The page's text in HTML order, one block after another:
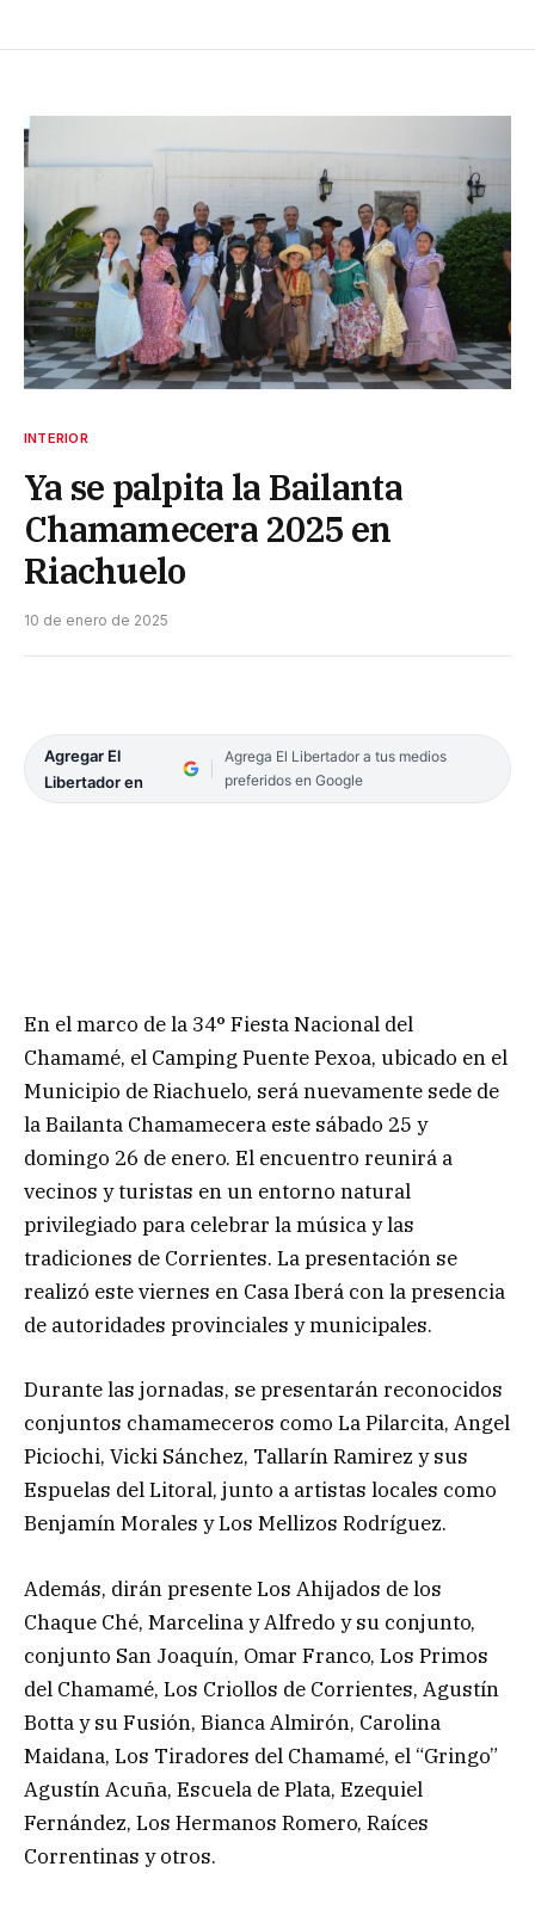
INTERIOR
Ya se palpita la Bailanta
Chamamecera 2025 en
Riachuelo
10 de enero de 2025
Agregar El
Libertador en
Agrega El Libertador a tus medios
preferidos en Google
En el marco de la 34° Fiesta Nacional del
Chamamé, el Camping Puente Pexoa, ubicado en el
Municipio de Riachuelo, será nuevamente sede de
la Bailanta Chamamecera este sábado 25 y
domingo 26 de enero. El encuentro reunirá a
vecinos y turistas en un entorno natural
privilegiado para celebrar la música y las
tradiciones de Corrientes. La presentación se
realizó este viernes en Casa Iberá con la presencia
de autoridades provinciales y municipales.
Durante las jornadas, se presentarán reconocidos
conjuntos chamameceros como La Pilarcita, Angel
Piciochi, Vicki Sánchez, Tallarín Ramirez y sus
Espuelas del Litoral, junto a artistas locales como
Benjamín Morales y Los Mellizos Rodríguez.
Además, dirán presente Los Ahijados de los
Chaque Ché, Marcelina y Alfredo y su conjunto,
conjunto San Joaquín, Omar Franco, Los Primos
del Chamamé, Los Criollos de Corrientes, Agustín
Botta y su Fusión, Bianca Almirón, Carolina
Maidana, Los Tiradores del Chamamé, el “Gringo”
Agustín Acuña, Escuela de Plata, Ezequiel
Fernández, Los Hermanos Romero, Raíces
Correntinas y otros.